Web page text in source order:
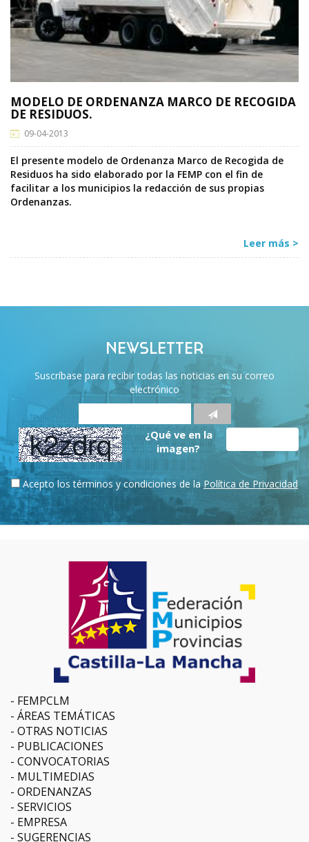
MODELO DE ORDENANZA MARCO DE RECOGIDA
DE RESIDUOS.
09-04-2013
El presente modelo de Ordenanza Marco de Recogida de
Residuos ha sido elaborado por la FEMP con el fin de
facilitar a los municipios la redacción de sus propias
Ordenanzas.
Leer más >
NEWSLETTER
Suscríbase para recibir todas las noticias en su correo
electrónico
¿Qué ve en la
imagen?
Acepto los términos y condiciones de la Política de Privacidad
FEMPCLM
ÁREAS TEMÁTICAS
OTRAS NOTICIAS
PUBLICACIONES
CONVOCATORIAS
MULTIMEDIAS
ORDENANZAS
SERVICIOS
EMPRESA
SUGERENCIAS